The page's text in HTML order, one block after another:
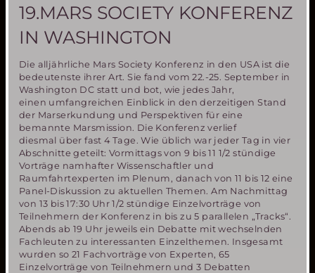
19.MARS SOCIETY KONFERENZ
IN WASHINGTON
Die alljährliche Mars Society Konferenz in den USA ist die
bedeutenste ihrer Art. Sie fand vom 22.-25. September in
Washington DC statt und bot, wie jedes Jahr,
einen umfangreichen Einblick in den derzeitigen Stand
der Marserkundung und Perspektiven für eine
bemannte Marsmission. Die Konferenz verlief
diesmal über fast 4 Tage. Wie üblich war jeder Tag in vier
Abschnitte geteilt: Vormittags von 9 bis 11 1/2 stündige
Vorträge namhafter Wissenschaftler und
Raumfahrtexperten im Plenum, danach von 11 bis 12 eine
Panel-Diskussion zu aktuellen Themen. Am Nachmittag
von 13 bis 17:30 Uhr 1/2 stündige Einzelvorträge von
Teilnehmern der Konferenz in bis zu 5 parallelen „Tracks“.
Abends ab 19 Uhr jeweils ein Debatte mit wechselnden
Fachleuten zu interessanten Einzelthemen. Insgesamt
wurden so 21 Fachvorträge von Experten, 65
Einzelvorträge von Teilnehmern und 3 Debatten